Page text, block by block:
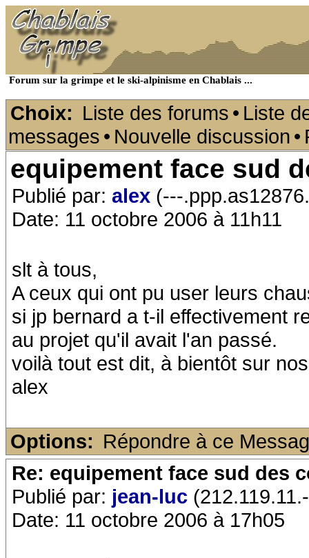
Forum sur la grimpe et le ski-alpinisme en Chablais ...
Choix: Liste des forums • Liste
messages • Nouvelle discussion •
equipement face sud
Publié par: alex (---
Date: 11 octobre 2006 à 11h11
slt à tous,
A ceux qui ont pu user leurs
si jp bernard a t-il effectivement
au projet qu'il avait l'an passé.
voilà tout est dit, à bientôt sur
alex
Options: Répondre à ce
Re: equipement face sud des
Publié par: jean-luc
Date: 11 octobre 2006 à 17h05